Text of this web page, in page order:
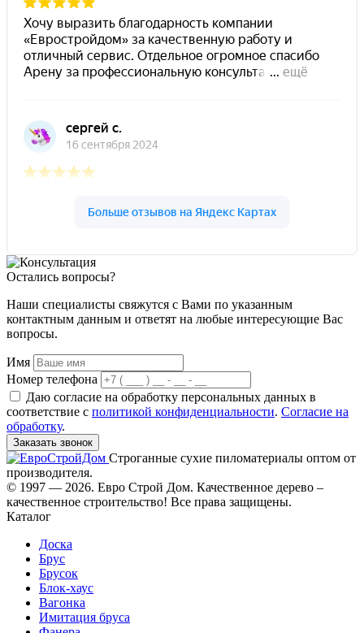
Остались вопросы?
Наши специалисты свяжутся с Вами по указанным
контактным данным и ответят на любые интересующие Вас
вопросы.
Имя
Номер телефона
Даю согласие на обработку персональных данных в
соответствие с политикой конфиденциальности. Согласие на
обработку.
Заказать звонок
Строганные сухие пиломатериалы оптом от
производителя.
© 1997 — 2026. Евро Строй Дом. Качественное дерево –
качественное строительство! Все права защищены.
Каталог
Доска
Брус
Брусок
Блок-хаус
Вагонка
Имитация бруса